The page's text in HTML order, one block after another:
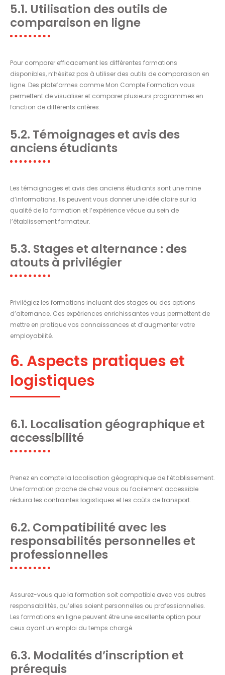
5.1. Utilisation des outils de
comparaison en ligne
Pour comparer efficacement les différentes formations
disponibles, n’hésitez pas à utiliser des outils de comparaison en
ligne. Des plateformes comme Mon Compte Formation vous
permettent de visualiser et comparer plusieurs programmes en
fonction de différents critères.
5.2. Témoignages et avis des
anciens étudiants
Les témoignages et avis des anciens étudiants sont une mine
d’informations. Ils peuvent vous donner une idée claire sur la
qualité de la formation et l’expérience vécue au sein de
l’établissement formateur.
5.3. Stages et alternance : des
atouts à privilégier
Privilégiez les formations incluant des stages ou des options
d’alternance. Ces expériences enrichissantes vous permettent de
mettre en pratique vos connaissances et d’augmenter votre
employabilité.
6. Aspects pratiques et
logistiques
6.1. Localisation géographique et
accessibilité
Prenez en compte la localisation géographique de l’établissement.
Une formation proche de chez vous ou facilement accessible
réduira les contraintes logistiques et les coûts de transport.
6.2. Compatibilité avec les
responsabilités personnelles et
professionnelles
Assurez-vous que la formation soit compatible avec vos autres
responsabilités, qu’elles soient personnelles ou professionnelles.
Les formations en ligne peuvent être une excellente option pour
ceux ayant un emploi du temps chargé.
6.3. Modalités d’inscription et
prérequis